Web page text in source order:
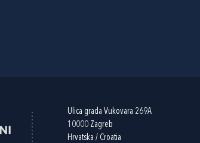
Ulica grada Vukovara 269A
10000 Zagreb
Hrvatska / Croatia